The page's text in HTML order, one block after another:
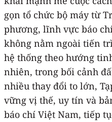
gọn tổ chức bộ máy từ
phương, lĩnh vực báo
không nằm ngoài tiến
hệ thống theo hướng
nhiên, trong bối cảnh
nhiều thay đổi to lớn,
vững vị thế, uy tín và
báo chí Việt Nam, tiếp